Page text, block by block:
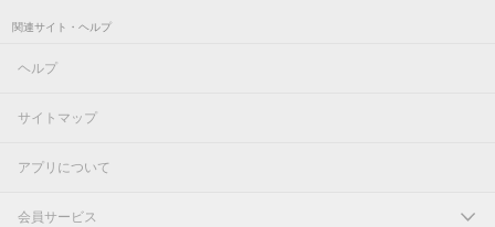
関連サイト・ヘルプ
ヘルプ
サイトマップ
アプリについて
会員サービス